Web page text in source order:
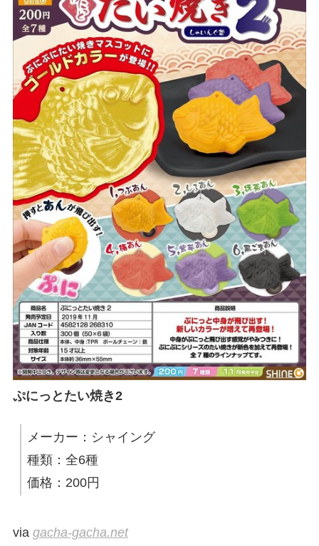
ぷにっとたい焼き2
メーカー：シャイング
種類：全6種
価格：200円
via gacha-gacha.net